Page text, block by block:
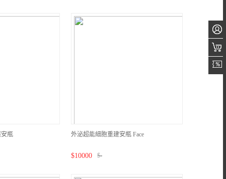
瓶 外泌超能細胞重建安瓶 Face
$10000 $-